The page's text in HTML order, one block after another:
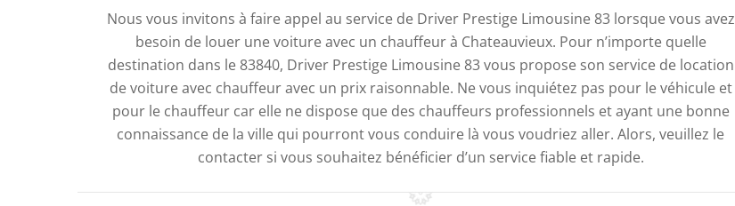
Nous vous invitons à faire appel au service de Driver Prestige Limousine 83 lorsque vous avez
besoin de louer une voiture avec un chauffeur à Chateauvieux. Pour n’importe quelle
destination dans le 83840, Driver Prestige Limousine 83 vous propose son service de location
de voiture avec chauffeur avec un prix raisonnable. Ne vous inquiétez pas pour le véhicule et
pour le chauffeur car elle ne dispose que des chauffeurs professionnels et ayant une bonne
connaissance de la ville qui pourront vous conduire là vous voudriez aller. Alors, veuillez le
contacter si vous souhaitez bénéficier d’un service fiable et rapide.